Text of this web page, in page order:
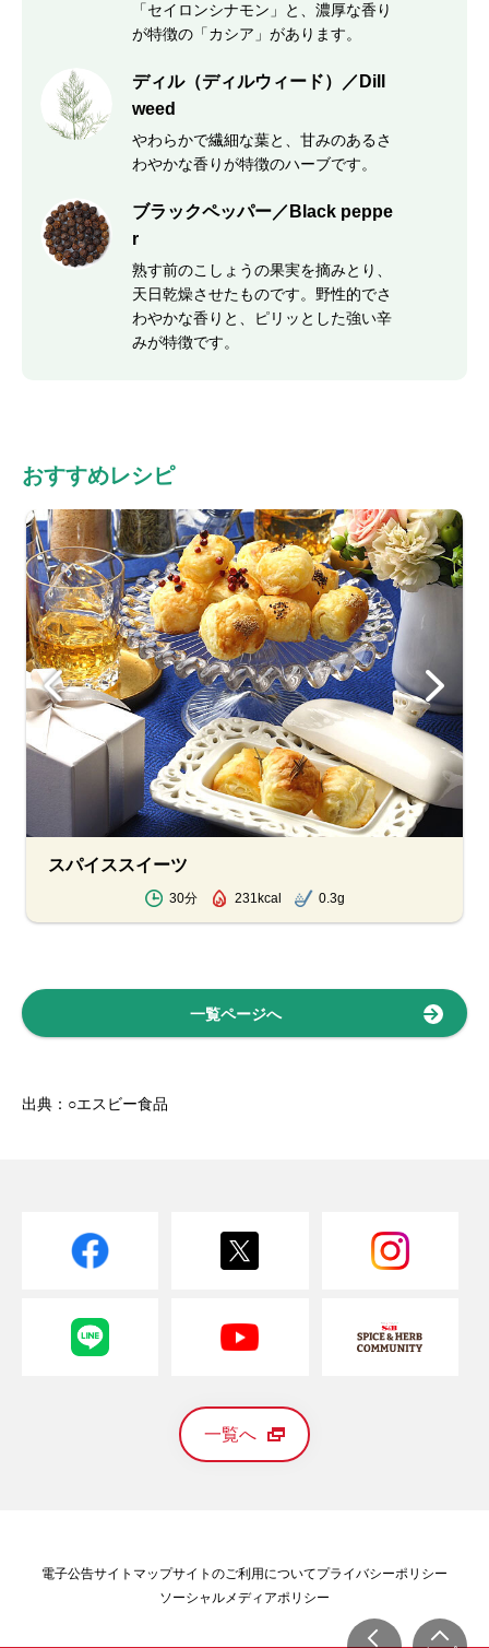
「セイロンシナモン」と、濃厚な香り
が特徴の「カシア」があります。
ディル（ディルウィード）／Dill
weed
やわらかで繊細な葉と、甘みのあるさ
わやかな香りが特徴のハーブです。
ブラックペッパー／Black peppe
r
熟す前のこしょうの果実を摘みとり、
天日乾燥させたものです。野性的でさ
わやかな香りと、ピリッとした強い辛
みが特徴です。
おすすめレシピ
スパイススイーツ
30分 231kcal 0.3g
一覧ページへ
出典：○エスビー食品
一覧へ
電子公告サイトマップサイトのご利用についてプライバシーポリシー
ソーシャルメディアポリシー